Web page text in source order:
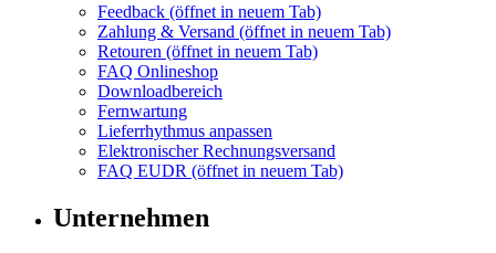
Feedback (öffnet in neuem Tab)
Zahlung & Versand (öffnet in neuem Tab)
Retouren (öffnet in neuem Tab)
FAQ Onlineshop
Downloadbereich
Fernwartung
Lieferrhythmus anpassen
Elektronischer Rechnungsversand
FAQ EUDR (öffnet in neuem Tab)
Unternehmen